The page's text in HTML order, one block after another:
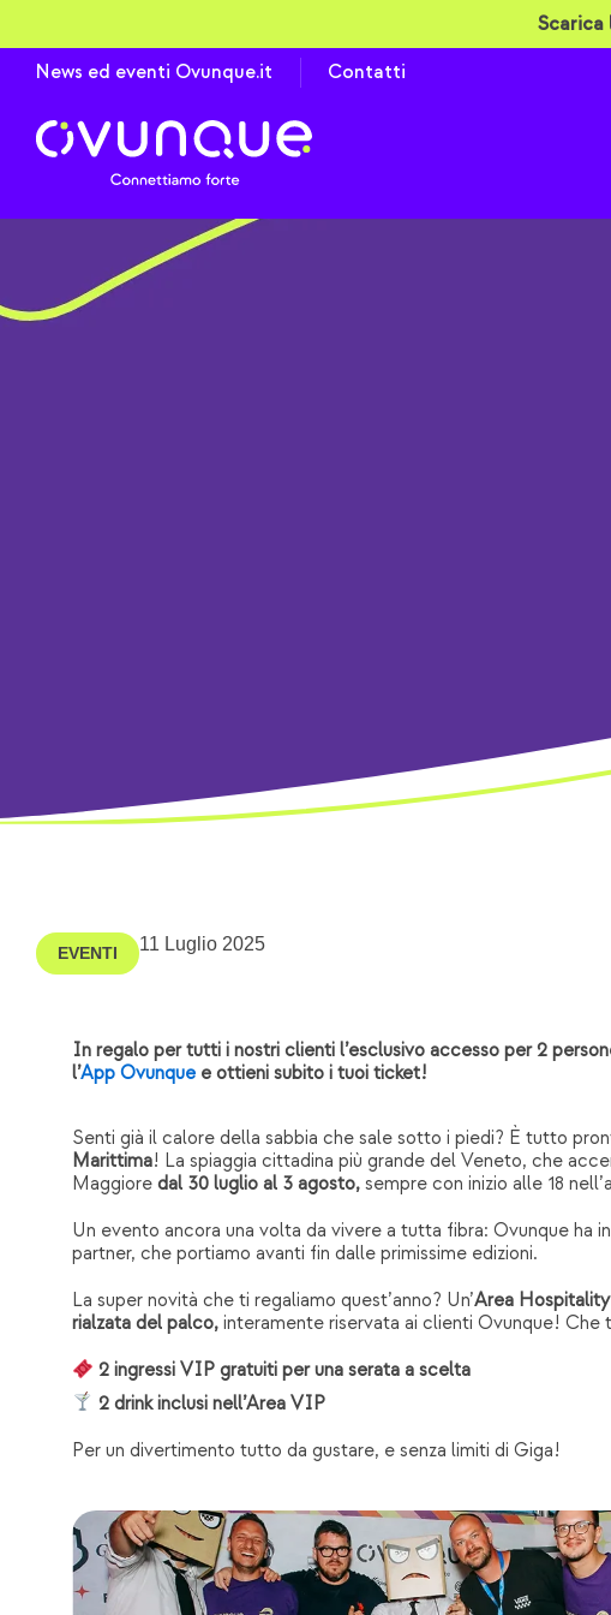
al
contenuto
Scarica
News ed eventi Ovunque.it
Contatti
Montecchio
EVENTI 11 Luglio 2025
In regalo per tutti i nostri clienti l’esclusivo accesso per 2
l’App Ovunque e ottieni subito i tuoi ticket!
Senti già il calore della sabbia che sale sotto i piedi? È tutto
Marittima! La spiaggia cittadina più grande del Veneto, che
Maggiore dal 30 luglio al 3 agosto, sempre con inizio alle 18
Un evento ancora una volta da vivere a tutta fibra: Ovunque
partner, che portiamo avanti fin dalle primissime edizioni.
La super novità che ti regaliamo quest’anno? Un’Area
rialzata del palco, interamente riservata ai clienti Ovunque! Che
2 ingressi VIP gratuiti per una serata a scelta
2 drink inclusi nell’Area VIP
Per un divertimento tutto da gustare, e senza limiti di Giga!